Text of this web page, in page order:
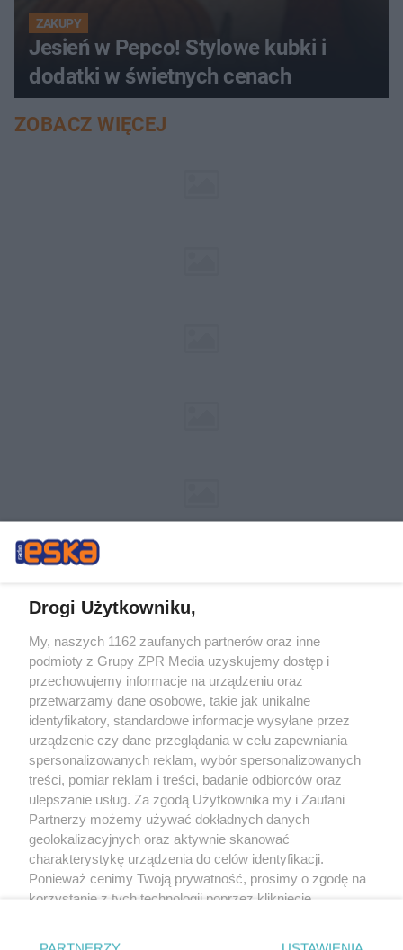
ZAKUPY
Jesień w Pepco! Stylowe kubki i
dodatki w świetnych cenach
ZOBACZ WIĘCEJ
Żaden utwór zamieszczony w serwisie nie może być powielany i
rozpowszechniany lub dalej rozpowszechniany w jakikolwiek sposób (w
tym także elektroniczny lub mechaniczny) na jakimkolwiek polu
eksploatacji w jakiejkolwiek formie, włącznie z umieszczaniem w Internecie
bez pisemnej zgody właściciela praw. Jakiekolwiek użycie lub
wykorzystanie utworów w całości lub w części z naruszeniem prawa, tzn.
bez właściwej zgody, jest zabronione pod groźbą kary i może być ścigane
prawnie.
O nas
Drogi Użytkowniku,
My, naszych 1162 zaufanych partnerów oraz inne
podmioty z Grupy ZPR Media uzyskujemy dostęp i
przechowujemy informacje na urządzeniu oraz
przetwarzamy dane osobowe, takie jak unikalne
identyfikatory, standardowe informacje wysyłane przez
urządzenie czy dane przeglądania w celu zapewniania
spersonalizowanych reklam, wybór spersonalizowanych
treści, pomiar reklam i treści, badanie odbiorców oraz
ulepszanie usług. Za zgodą Użytkownika my i Zaufani
Partnerzy możemy używać dokładnych danych
geolokalizacyjnych oraz aktywnie skanować
charakterystykę urządzenia do celów identyfikacji.
Ponieważ cenimy Twoją prywatność, prosimy o zgodę na
korzystanie z tych technologii poprzez kliknięcie
zmienić/wycofać klikając przycisk ustawień prywatności